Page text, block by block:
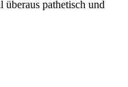
pathetisch und